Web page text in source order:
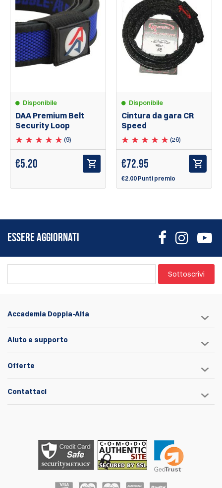
Disponibile
DAA Premium Belt
Security Loop
(9)
€5.20
Disponibile
Cintura da gara CR
Speed
(26)
€72.95
€2.00 Punti premio
ESSERE AGGIORNATI
Sottoscrivi
Accademia Doppia-Alfa
Aiuto e supporto
Offerte
Contattaci